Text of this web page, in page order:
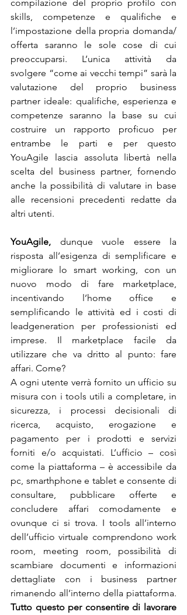
compilazione del proprio profilo con
skills, competenze e qualifiche e
l’impostazione della propria domanda/
offerta saranno le sole cose di cui
preoccuparsi. L’unica attività da
svolgere “come ai vecchi tempi” sarà la
valutazione del proprio business
partner ideale: qualifiche, esperienza e
competenze saranno la base su cui
costruire un rapporto proficuo per
entrambe le parti e per questo
YouAgile lascia assoluta libertà nella
scelta del business partner, fornendo
anche la possibilità di valutare in base
alle recensioni precedenti redatte da
altri utenti.
YouAgile, dunque vuole essere la
risposta all’esigenza di semplificare e
migliorare lo smart working, con un
nuovo modo di fare marketplace,
incentivando l’home office e
semplificando le attività ed i costi di
leadgeneration per professionisti ed
imprese. Il marketplace facile da
utilizzare che va dritto al punto: fare
affari. Come?
A ogni utente verrà fornito un ufficio su
misura con i tools utili a completare, in
sicurezza, i processi decisionali di
ricerca, acquisto, erogazione e
pagamento per i prodotti e servizi
forniti e/o acquistati. L’ufficio – così
come la piattaforma – è accessibile da
pc, smarthphone e tablet e consente di
consultare, pubblicare offerte e
concludere affari comodamente e
ovunque ci si trova. I tools all’interno
dell’ufficio virtuale comprendono work
room, meeting room, possibilità di
scambiare documenti e informazioni
dettagliate con i business partner
Tutto questo per consentire di lavorare